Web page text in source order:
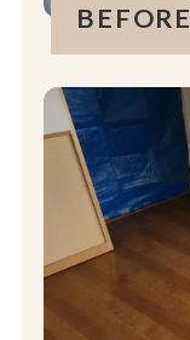
BEFORE